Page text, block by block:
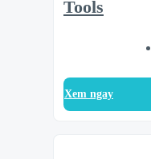
Tools
Xem ngay